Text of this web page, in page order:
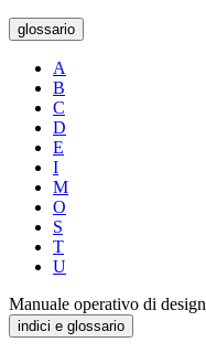
glossario
A
B
C
D
E
I
M
O
S
T
U
Manuale operativo di design
indici e glossario